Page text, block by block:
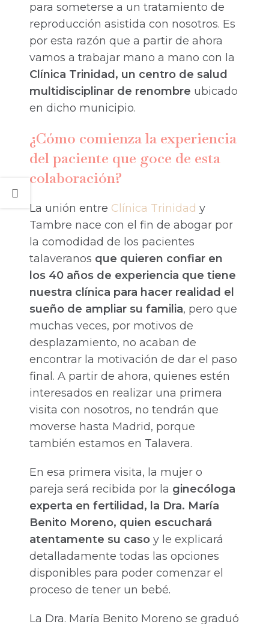
para someterse a un tratamiento de
reproducción asistida con nosotros. Es
por esta razón que a partir de ahora
vamos a trabajar mano a mano con la
Clínica Trinidad, un centro de salud
multidisciplinar de renombre ubicado
en dicho municipio.
¿Cómo comienza la experiencia
del paciente que goce de esta
colaboración?
La unión entre Clínica Trinidad y
Tambre nace con el fin de abogar por
la comodidad de los pacientes
talaveranos que quieren confiar en
los 40 años de experiencia que tiene
nuestra clínica para hacer realidad el
sueño de ampliar su familia, pero que
muchas veces, por motivos de
desplazamiento, no acaban de
encontrar la motivación de dar el paso
final. A partir de ahora, quienes estén
interesados en realizar una primera
visita con nosotros, no tendrán que
moverse hasta Madrid, porque
también estamos en Talavera.
En esa primera visita, la mujer o
pareja será recibida por la ginecóloga
experta en fertilidad, la Dra. María
Benito Moreno, quien escuchará
atentamente su caso y le explicará
detalladamente todas las opciones
disponibles para poder comenzar el
proceso de tener un bebé.
La Dra. María Benito Moreno se graduó